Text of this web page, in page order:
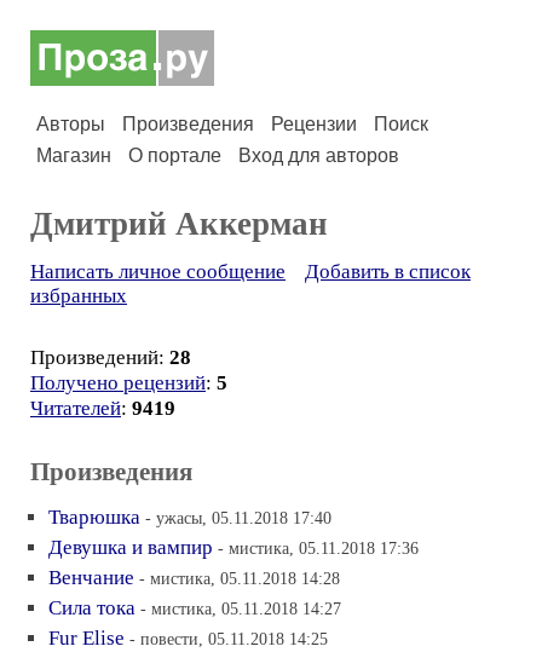
Авторы Произведения Рецензии
Поиск
Магазин
О портале Вход для авторов
Дмитрий Аккерман
Написать личное сообщение
Добавить в список
избранных
Произведений: 28
Получено рецензий: 5
Читателей: 9419
Произведения
Тварюшка - ужасы, 05.11.2018 17:40
Девушка и вампир - мистика, 05.11.2018 17:36
Венчание - мистика, 05.11.2018 14:28
Сила тока - мистика, 05.11.2018 14:27
Fur Elise - повести, 05.11.2018 14:25